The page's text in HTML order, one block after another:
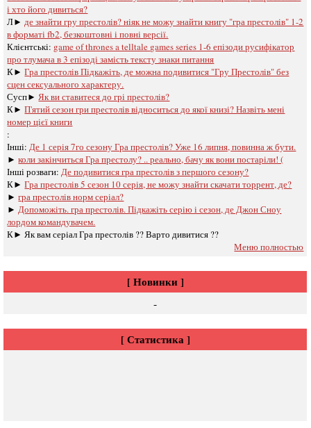
і хто його дивиться?
Л► де знайти гру престолів? ніяк не можу знайти книгу "гра престолів" 1-2
в форматі fb2, безкоштовні і повні версії.
Клієнтські: game of thrones a telltale games series 1-6 епізоди русифікатор
про тлумача в 3 епізоді замість тексту знаки питання
К►Гра престолів Підкажіть, де можна подивитися "Гру Престолів" без
сцен сексуального характеру.
Сусп► Як ви ставитеся до грі престолів?
К►П'ятий сезон гри престолів відноситься до якої книзі? Назвіть мені
номер цієї книги
:
Інші: Де 1 серія 7го сезону Гра престолів? Уже 16 липня, повинна ж бути.
►коли закінчиться Гра престолу? .. реально, бачу як вони постаріли! (
Інші розваги: ​​ Де подивитися гра престолів з першого сезону?
К►Гра престолів 5 сезон 10 серія, не можу знайти скачати торрент, де?
►гра престолів норм серіал?
► Допоможіть. гра престолів. Підкажіть серію і сезон, де Джон Сноу
лордом командувачем.
К► Як вам серіал Гра престолів ?? Варто дивитися ??
Меню полностью
[ Новинки ]
-
[ Статистика ]